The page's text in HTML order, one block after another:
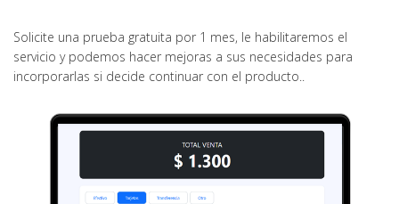
Solicite una prueba gratuita por 1 mes, le habilitaremos el
servicio y podemos hacer mejoras a sus necesidades para
incorporarlas si decide continuar con el producto..